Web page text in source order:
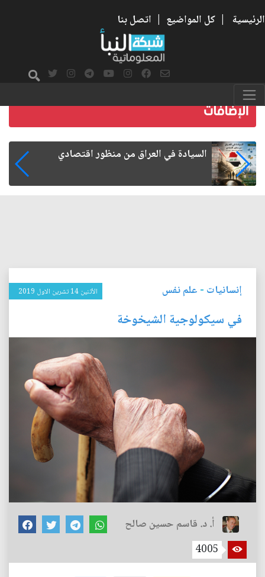
الرئيسية | كل المواضيع | اتصل بنا
ما بعد الأربعين.. كيف اتسعت الزيارة من هويتها
إنسانيات - علم نفس الأثنين 14 تشرين الاول 2019
في سيكولوجية الشيخوخة
أ. د. قاسم حسين صالح
4005